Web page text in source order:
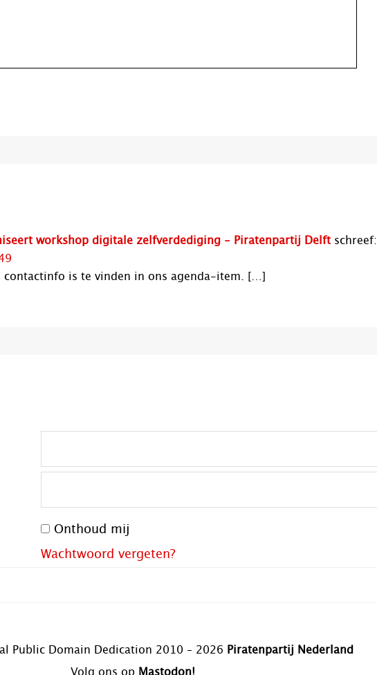
workshop digitale zelfverdediging - Piratenpartij Delft schreef:
contactinfo is te vinden in ons agenda-item. […]
Onthoud mij
Wachtwoord vergeten?
Public Domain Dedication 2010 – 2026 Piratenpartij Nederland
Volg ons op Mastodon!